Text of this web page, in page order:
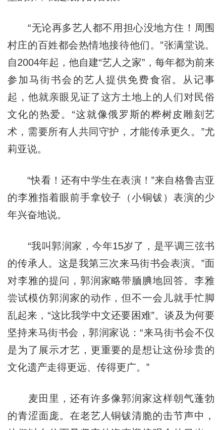
“无论再多艺人都不用担心没地方住！周围
村庄的百姓都会热情地接待他们。”张满堂说。
自2004年起，他自建“艺人之家”，每年都为前来
参加马街书会的艺人提供免费食宿。从记事
起，他就亲眼见证了这方土地上的人们对民俗
文化的热爱。“这就像俄罗斯的桦树皮雕刻艺
术，需要所有人共同守护，才能传承更久。”尤
莉亚说。
“快看！还有中学生在表演！”来自格鲁吉亚
的李雅指着眼前手拿铰子（小铜钹）表演的少
年兴奋地说。
“我叫郭润家，今年15岁了，是平调三弦书
的传承人。这是我第三次来马街书会表演。”面
对李雅的提问，郭润家略带腼腆地回答。李雅
尝试模仿郭润家的动作，但不一会儿就手忙脚
乱起来，“这比我学中文还要困难”。谈及为何要
坚持来马街书会，郭润家说：“来马街书会不仅
是为了展示才艺，更重要的是想让这份珍贵的
文化遗产走得更远、传得更广。”
麦田里，还有许多像郭润家这样朝气蓬勃
的青涩面庞。在老艺人铜钹清脆的击节声中，